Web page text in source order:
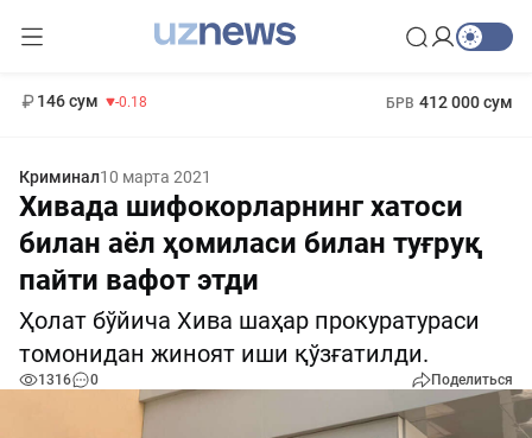
146 сум -0.18 БРВ 412 000 сум
Криминал10 марта 2021
Хивада шифокорларнинг хатоси
билан аёл ҳомиласи билан туғруқ
пайти вафот этди
Ҳолат бўйича Хива шаҳар прокуратураси
томонидан жиноят иши қўзғатилди.
1316 0 Поделиться